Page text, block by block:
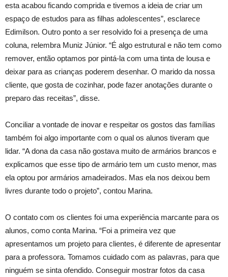
esta acabou ficando comprida e tivemos a ideia de criar um
espaço de estudos para as filhas adolescentes”, esclarece
Edimilson. Outro ponto a ser resolvido foi a presença de uma
coluna, relembra Muniz Júnior. “É algo estrutural e não tem como
remover, então optamos por pintá-la com uma tinta de lousa e
deixar para as crianças poderem desenhar. O marido da nossa
cliente, que gosta de cozinhar, pode fazer anotações durante o
preparo das receitas”, disse.
Conciliar a vontade de inovar e respeitar os gostos das famílias
também foi algo importante com o qual os alunos tiveram que
lidar. “A dona da casa não gostava muito de armários brancos e
explicamos que esse tipo de armário tem um custo menor, mas
ela optou por armários amadeirados. Mas ela nos deixou bem
livres durante todo o projeto”, contou Marina.
O contato com os clientes foi uma experiência marcante para os
alunos, como conta Marina. “Foi a primeira vez que
apresentamos um projeto para clientes, é diferente de apresentar
para a professora. Tomamos cuidado com as palavras, para que
ninguém se sinta ofendido. Conseguir mostrar fotos da casa